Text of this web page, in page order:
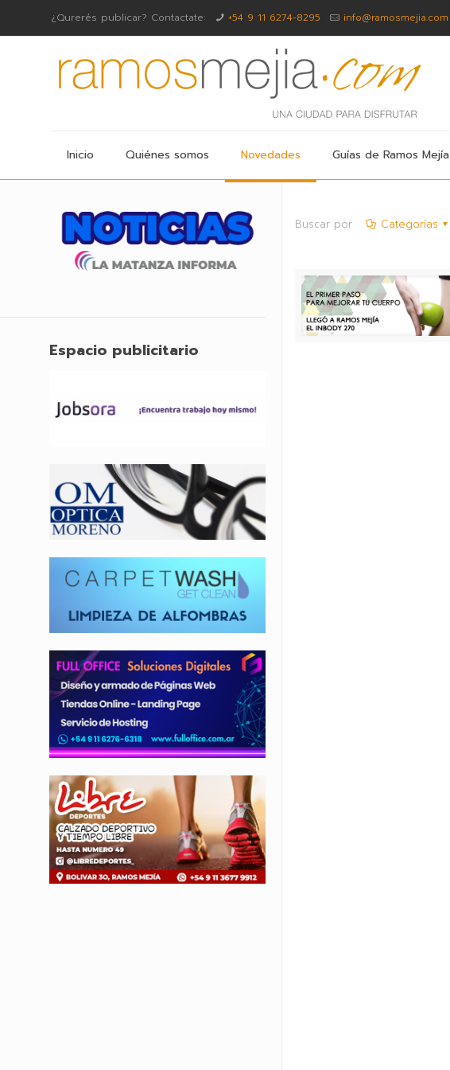
¿Qurerés publicar? Contactate: +54 9 11 6274-8295 info@ramosmejia.com
Inicio Quiénes somos Novedades Guías de Ramos Mejía
Buscar por Categorías
Espacio publicitario